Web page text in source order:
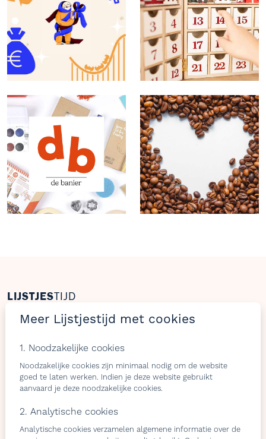
LIJSTJESTIJD
Welkom op Lijstjestijd, hét online platform om
webshop.
Verlangslijstjes maken
Wat is de L-club
Meer Lijstjestijd met cookies
1. Noodzakelijke cookies
Noodzakelijke cookies zijn minimaal nodig om de website
goed te laten werken. Indien je deze website gebruikt
aanvaard je deze noodzakelijke cookies.
2. Analytische cookies
Analytische cookies verzamelen algemene informatie over de